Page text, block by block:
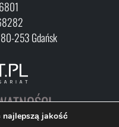
253 Gdańsk
najlepszą jakość